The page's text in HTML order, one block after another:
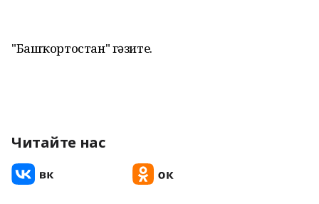
"Башҡортостан" гәзите.
Читайте нас